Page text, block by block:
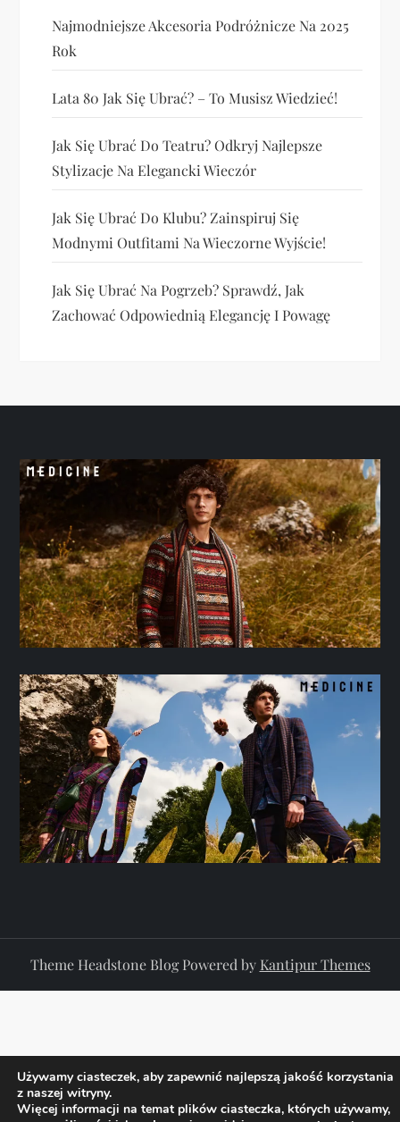
Najmodniejsze Akcesoria Podróżnicze Na 2025
Rok
Lata 80 Jak Się Ubrać? – To Musisz Wiedzieć!
Jak Się Ubrać Do Teatru? Odkryj Najlepsze
Stylizacje Na Elegancki Wieczór
Jak Się Ubrać Do Klubu? Zainspiruj Się
Modnymi Outfitami Na Wieczorne Wyjście!
Jak Się Ubrać Na Pogrzeb? Sprawdź, Jak
Zachować Odpowiednią Elegancję I Powagę
Theme Headstone Blog Powered by Kantipur Themes
Używamy ciasteczek, aby zapewnić najlepszą jakość korzystania
z naszej witryny.
Więcej informacji na temat plików ciasteczka, których używamy,